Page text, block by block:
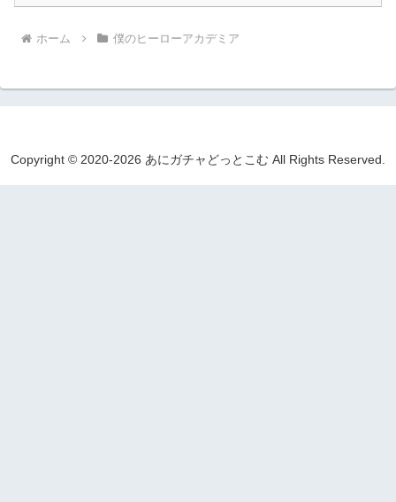
ホーム 僕のヒーローアカデミア
Copyright © 2020-2026 あにガチャどっとこむ All Rights Reserved.